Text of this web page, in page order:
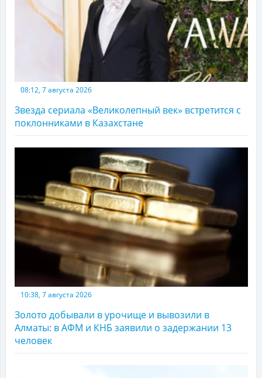
08:12, 7 августа 2026
Звезда сериала «Великолепный век» встретится с
поклонниками в Казахстане
10:38, 7 августа 2026
Золото добывали в урочище и вывозили в
Алматы: в АФМ и КНБ заявили о задержании 13
человек